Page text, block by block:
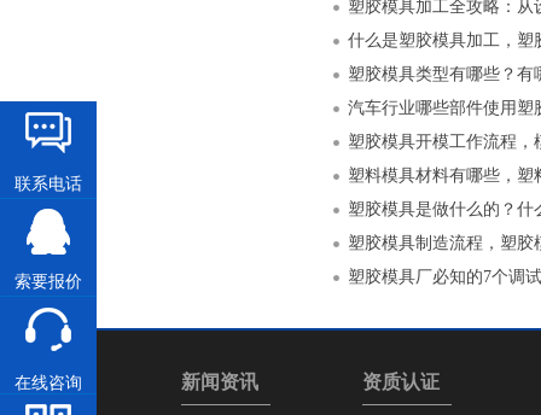
什么是塑胶模具加工，塑
塑胶模具类型有哪些？有
汽车行业哪些部件使用塑
塑胶模具开模工作流程，
塑料模具材料有哪些，塑
塑胶模具是做什么的？什
塑胶模具制造流程，塑胶
塑胶模具厂必知的7个调
产品中心 新闻资讯 资质认证
联系电话
索要报价
在线咨询